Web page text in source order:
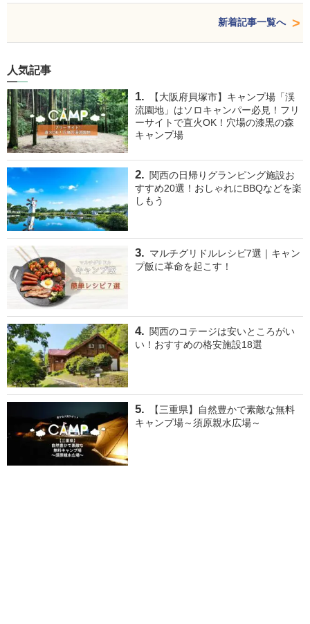
新着記事一覧へ
人気記事
【大阪府貝塚市】キャンプ場「渓
流園地」はソロキャンパー必見！フリ
ーサイトで直火OK！穴場の漆黒の森
キャンプ場
関西の日帰りグランピング施設お
すすめ20選！おしゃれにBBQなどを楽
しもう
マルチグリドルレシピ7選｜キャン
プ飯に革命を起こす！
関西のコテージは安いところがい
い！おすすめの格安施設18選
【三重県】自然豊かで素敵な無料
キャンプ場～須原親水広場～